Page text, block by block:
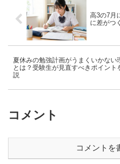
高3の7月
に差がつ
夏休みの勉強計画がうまくいかない
とは？受験生が見直すべきポイント
説
コメント
コメントを